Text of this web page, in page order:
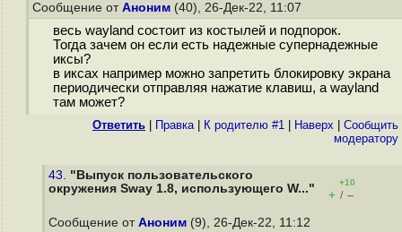
Сообщение от Аноним (40), 26-Дек-22, 11:07
весь wayland состоит из костылей и подпорок.
Тогда зачем он если есть надежные супернадежные
иксы?
в иксах например можно запретить блокировку экрана
периодически отправляя нажатие клавиш, а wayland
там может?
Ответить Правка| К родителю #1 Наверх
Cообщить
модератору
43. "Выпуск пользовательского
окружения Sway 1.8, использующего W..."
+10
+ / –
Сообщение от Аноним (9), 26-Дек-22, 11:12